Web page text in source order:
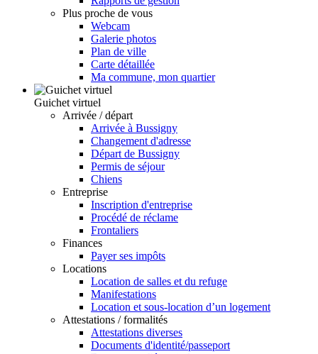
Plus proche de vous
Webcam
Galerie photos
Plan de ville
Carte détaillée
Ma commune, mon quartier
Guichet virtuel
Arrivée / départ
Arrivée à Bussigny
Changement d'adresse
Départ de Bussigny
Permis de séjour
Chiens
Entreprise
Inscription d'entreprise
Procédé de réclame
Frontaliers
Finances
Payer ses impôts
Locations
Location de salles et du refuge
Manifestations
Location et sous-location d’un logement
Attestations / formalités
Attestations diverses
Documents d'identité/passeport